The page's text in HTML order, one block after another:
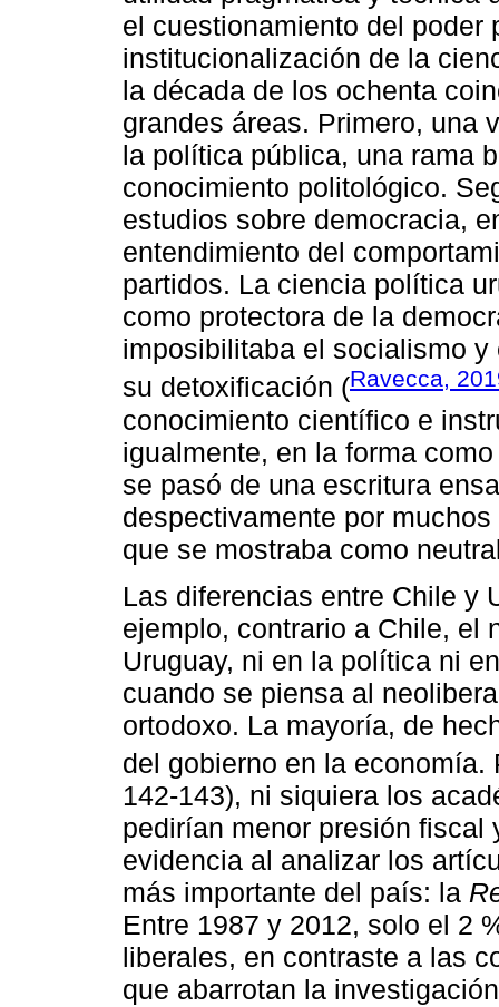
el cuestionamiento del
institucionalización de la
la década de los ochenta
grandes áreas. Primero, una
la política pública, una rama
conocimiento politológico.
estudios sobre democracia,
entendimiento del
partidos. La ciencia política
como protectora de la
imposibilitaba el socialismo
su detoxificación (Ravecca,
conocimiento científico e
igualmente, en la forma
se pasó de una escritura
despectivamente por
que se mostraba como
Las diferencias entre Chile y
ejemplo, contrario a Chile, el
Uruguay, ni en la política ni
cuando se piensa al
ortodoxo. La mayoría, de
del gobierno en la
142-143), ni siquiera los
pedirían menor presión fiscal
evidencia al analizar los
más importante del país: la
Entre 1987 y 2012, solo el 2
liberales, en contraste a las
que abarrotan la